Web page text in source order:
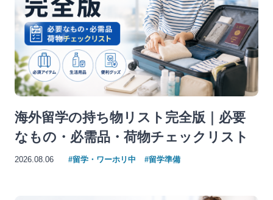
海外留学の持ち物リスト完全版｜必要
なもの・必需品・荷物チェックリスト
2026.08.06 #留学・ワーホリ中 #留学準備